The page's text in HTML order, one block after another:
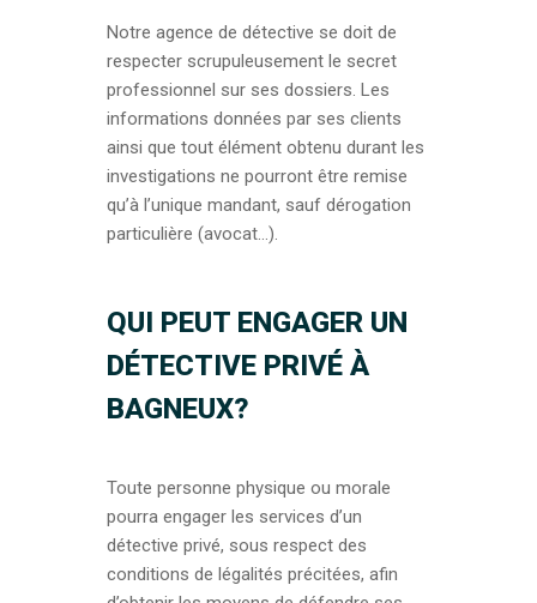
Notre agence de détective se doit de
respecter scrupuleusement le secret
professionnel sur ses dossiers. Les
informations données par ses clients
ainsi que tout élément obtenu durant les
investigations ne pourront être remise
qu’à l’unique mandant, sauf dérogation
particulière (avocat…).
QUI PEUT ENGAGER UN
DÉTECTIVE PRIVÉ À
BAGNEUX?
Toute personne physique ou morale
pourra engager les services d’un
détective privé, sous respect des
conditions de légalités précitées, afin